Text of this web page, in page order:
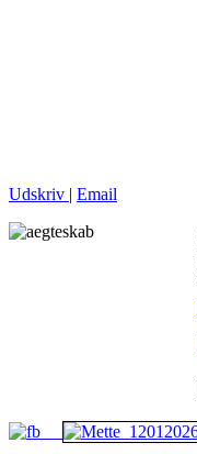
Udskriv | Email